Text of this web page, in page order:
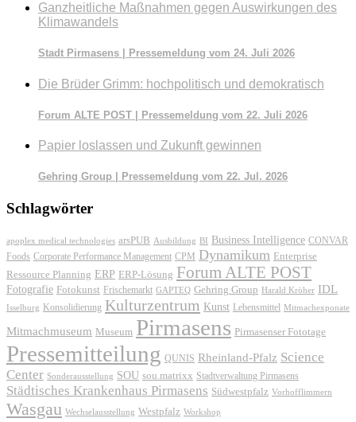
Ganzheitliche Maßnahmen gegen Auswirkungen des
Klimawandels
Stadt Pirmasens | Pressemeldung vom 24. Juli 2026
Die Brüder Grimm: hochpolitisch und demokratisch
Forum ALTE POST | Pressemeldung vom 22. Juli 2026
Papier loslassen und Zukunft gewinnen
Gehring Group | Pressemeldung vom 22. Jul. 2026
Schlagwörter
apoplex medical technologies arsPUB Ausbildung BI Business Intelligence CONVAR
Foods Corporate Performance Management CPM Dynamikum Enterprise
Ressource Planning ERP ERP-Lösung Forum ALTE POST
Fotografie Fotokunst Frischemarkt GAPTEQ Gehring Group Harald Kröher IDL
Isselburg Konsolidierung Kulturzentrum Kunst Lebensmittel Mitmachexponate
Mitmachmuseum Museum Pirmasens Pirmasenser Fototage
Pressemitteilung QUNIS Rheinland-Pfalz Science
Center Sonderausstellung SOU sou.matrixx Stadtverwaltung Pirmasens
Städtisches Krankenhaus Pirmasens Südwestpfalz Vorhofflimmern
Wasgau Wechselausstellung Westpfalz Workshop